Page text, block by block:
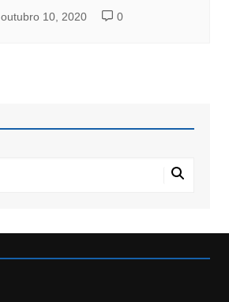
outubro 10, 2020 0